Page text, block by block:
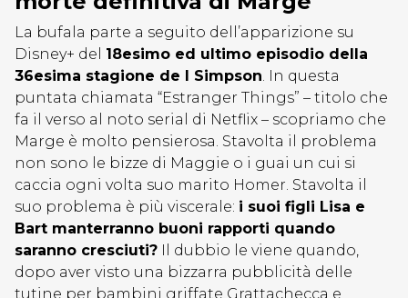
La bufala parte a seguito dell’apparizione su
Disney+ del 18esimo ed ultimo episodio della
36esima stagione de I Simpson. In questa
puntata chiamata “Estranger Things” – titolo che
fa il verso al noto serial di Netflix – scopriamo che
Marge è molto pensierosa. Stavolta il problema
non sono le bizze di Maggie o i guai un cui si
caccia ogni volta suo marito Homer. Stavolta il
suo problema è più viscerale: i suoi figli Lisa e
Bart manterranno buoni rapporti quando
saranno cresciuti? Il dubbio le viene quando,
dopo aver visto una bizzarra pubblicità delle
tutine per bambini griffate Grattachecca e